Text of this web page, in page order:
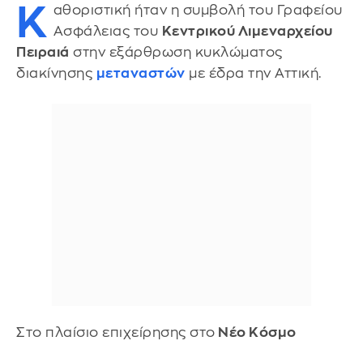
Κ αθοριστική ήταν η συμβολή του Γραφείου
Ασφάλειας του Κεντρικού Λιμεναρχείου
Πειραιά στην εξάρθρωση κυκλώματος
διακίνησης μεταναστών με έδρα την Αττική.
Στο πλαίσιο επιχείρησης στο Νέο Κόσμο